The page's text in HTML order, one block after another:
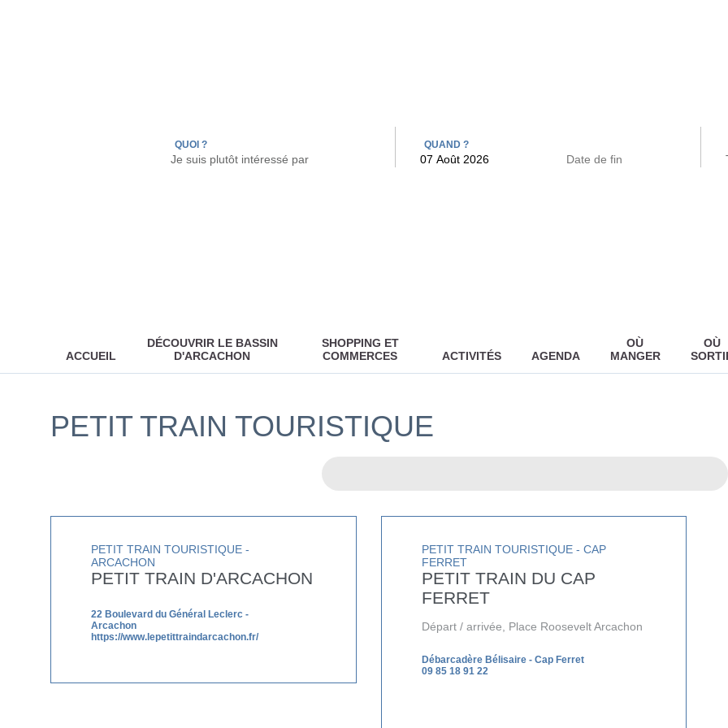
QUOI ? QUAND ?
ACCUEIL
DÉCOUVRIR LE BASSIN
D'ARCACHON
SHOPPING ET
COMMERCES
ACTIVITÉS AGENDA
OÙ
MANGER
OÙ
PETIT TRAIN TOURISTIQUE
PETIT TRAIN TOURISTIQUE -
ARCACHON
PETIT TRAIN D'ARCACHON
22 Boulevard du Général Leclerc -
Arcachon
https://www.lepetittraindarcachon.fr/
PETIT TRAIN TOURISTIQUE - CAP
FERRET
PETIT TRAIN DU CAP
FERRET
Départ / arrivée, Place Roosevelt Arcachon
Débarcadère Bélisaire - Cap Ferret
09 85 18 91 22